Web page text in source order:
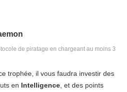
de piratage en chargeant au moins 3
trophée, il vous faudra investir des
en Intelligence , et des points